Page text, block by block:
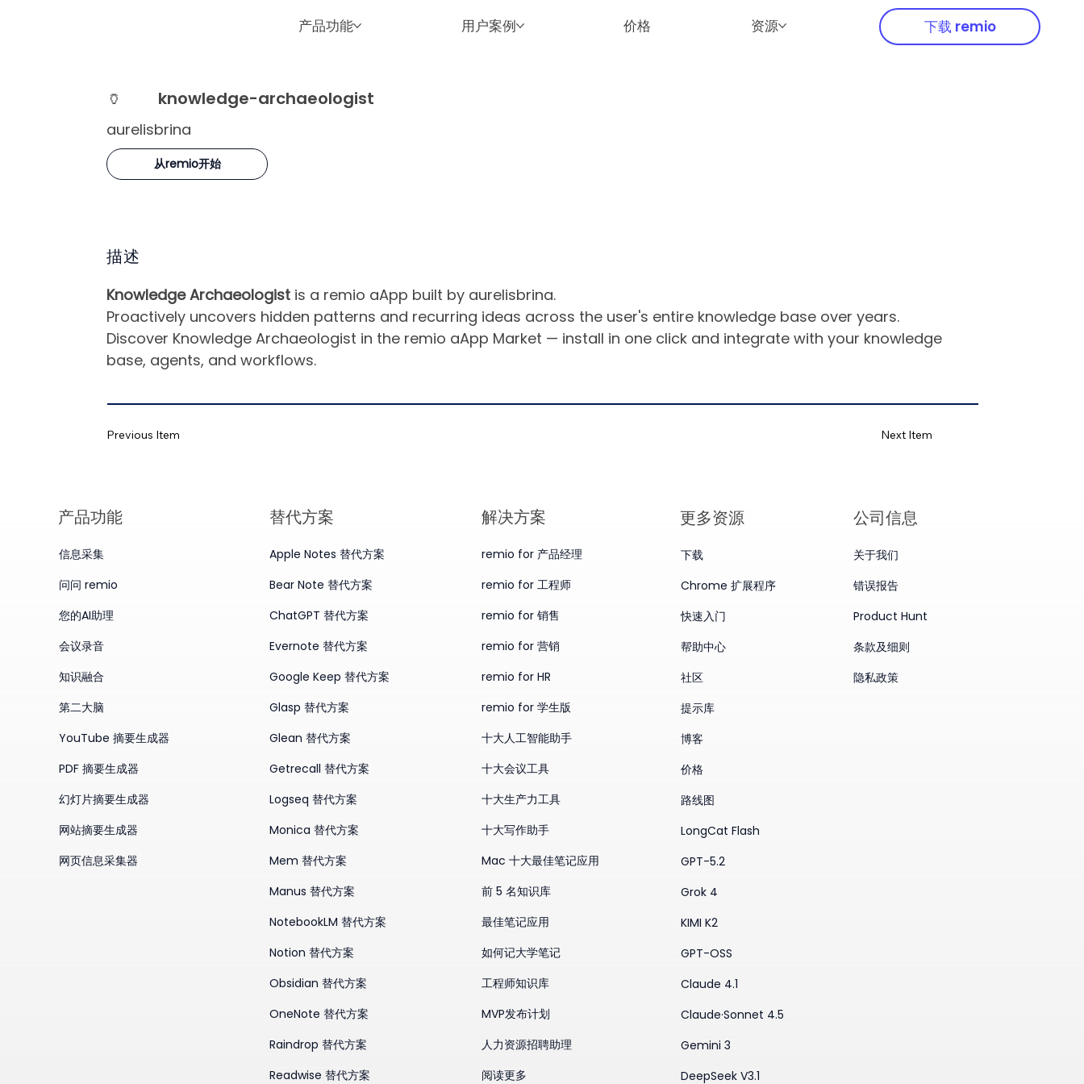
产品功能 用户案例 价格 资源 下载 remio
🏺 knowledge-archaeologist
aurelisbrina
从remio开始
描述
Knowledge Archaeologist is a remio aApp built by aurelisbrina.
Proactively uncovers hidden patterns and recurring ideas across the user's entire knowledge base over years.
Discover Knowledge Archaeologist in the remio aApp Market — install in one click and integrate with your knowledge
base, agents, and workflows.
Previous Item Next Item
产品​功能
信息采集
问问 remio
您的AI助理
会议录音
知识融合
第二大脑
YouTube 摘要生成器
PDF 摘要生成器
幻灯片摘要生成器
网站摘要生成器
网页信息采集器
替代方案
Apple Notes 替代方案
Bear Note 替代方案
ChatGPT 替代方案
Evernote 替代方案
Google Keep 替代方案
Glasp 替代方案
Glean 替代方案
Getrecall 替代方案
Logseq 替代方案
Monica 替代方案
Mem 替代方案
Manus 替代方案
NotebookLM 替代方案
Notion 替代方案
Obsidian 替代方案
OneNote 替代方案
Raindrop 替代方案
Readwise 替代方案
​解决方案
remio for 产品经理
remio for 工程师
remio for 销售
remio for 营销
remio for HR
remio for 学生版
十大人工智能助手
十大会议工具
十大生产力工具
十大写作助手
Mac 十大最佳笔记应用
前 5 名知识库
最佳笔记应用
如何记大学笔记
工程师知识库
MVP发布计划
人力资源招聘助理
阅读更多
更多资源
下载
Chrome 扩展程序
快速入门
帮助中心
社区
提示库
博客
价格
路线图
LongCat Flash
GPT-5.2
Grok 4
KIMI K2
GPT-OSS
Claude 4.1
Claude·Sonnet 4.5
Gemini 3
DeepSeek V3.1
公司信息
关于我们
错误报告
Product Hunt
条款及细则
隐私政策